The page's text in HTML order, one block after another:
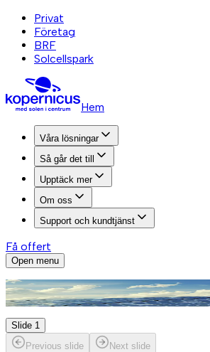
Privat
Företag
BRF
Solcellspark
Hem
Våra lösningar
Så går det till
Upptäck mer
Om oss
Support och kundtjänst
Få offert
Open menu
Slide 1
Previous slide
Next slide